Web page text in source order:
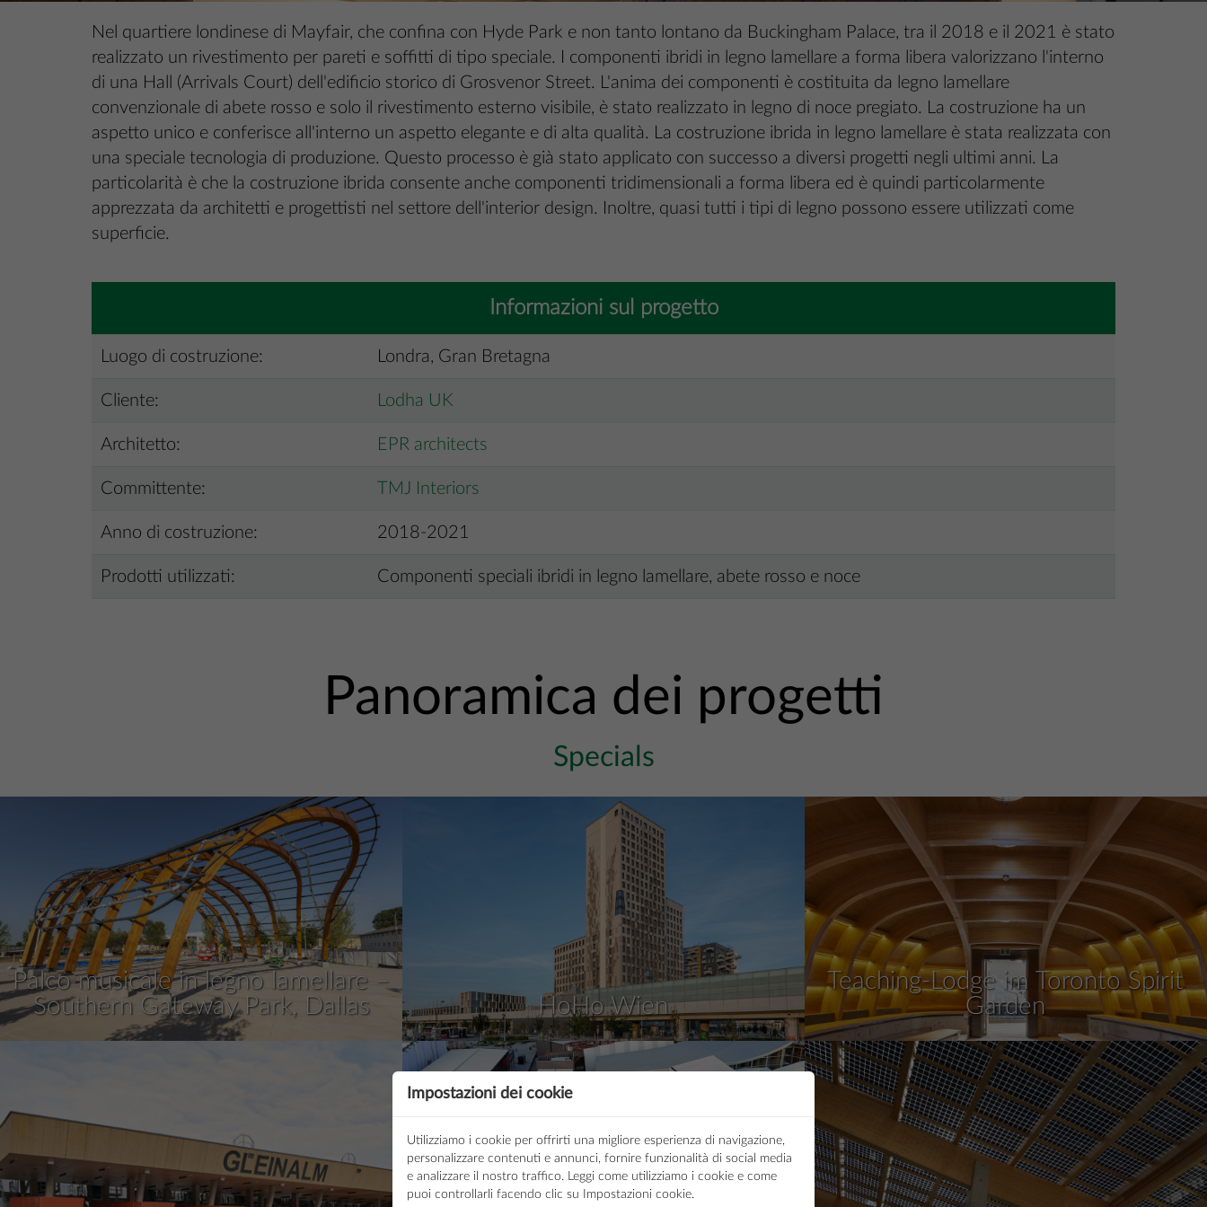
Nel quartiere londinese di Mayfair, che confina con Hyde Park e non tanto lontano da Buckingham Palace, tra il 2018 e il 2021 è stato
realizzato un rivestimento per pareti e soffitti di tipo speciale. I componenti ibridi in legno lamellare a forma libera valorizzano l'interno
di una Hall (Arrivals Court) dell'edificio storico di Grosvenor Street. L'anima dei componenti è costituita da legno lamellare
convenzionale di abete rosso e solo il rivestimento esterno visibile, è stato realizzato in legno di noce pregiato. La costruzione ha un
aspetto unico e conferisce all'interno un aspetto elegante e di alta qualità. La costruzione ibrida in legno lamellare è stata realizzata con
una speciale tecnologia di produzione. Questo processo è già stato applicato con successo a diversi progetti negli ultimi anni. La
particolarità è che la costruzione ibrida consente anche componenti tridimensionali a forma libera ed è quindi particolarmente
apprezzata da architetti e progettisti nel settore dell'interior design. Inoltre, quasi tutti i tipi di legno possono essere utilizzati come
superficie.
Informazioni sul progetto
Luogo di costruzione: Londra, Gran Bretagna
Cliente: Lodha UK
Architetto: EPR architects
Committente: TMJ Interiors
Anno di costruzione: 2018-2021
Prodotti utilizzati: Componenti speciali ibridi in legno lamellare, abete rosso e noce
Panoramica dei progetti
Specials
Palco musicale in legno lamellare –
Southern Gateway Park, Dallas
HoHo Wien
Teaching-Lodge im Toronto Spirit
Garden
Impostazioni dei cookie
Utilizziamo i cookie per offrirti una migliore esperienza di navigazione,
personalizzare contenuti e annunci, fornire funzionalità di social media
e analizzare il nostro traffico. Leggi come utilizziamo i cookie e come
puoi controllarli facendo clic su Impostazioni cookie.